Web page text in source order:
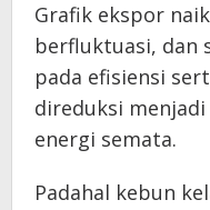
Grafik ekspor
berfluktuasi,
pada efisiensi
direduksi
energi semata.
Padahal kebun